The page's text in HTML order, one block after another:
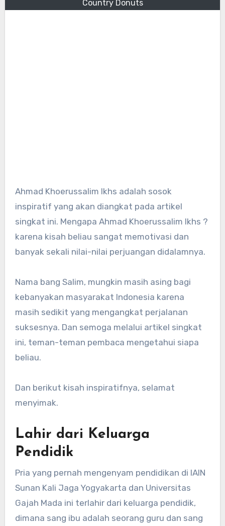
Country Donuts
Ahmad Khoerussalim Ikhs adalah sosok
inspiratif yang akan diangkat pada artikel
singkat ini. Mengapa Ahmad Khoerussalim Ikhs ?
karena kisah beliau sangat memotivasi dan
banyak sekali nilai-nilai perjuangan didalamnya.
Nama bang Salim, mungkin masih asing bagi
kebanyakan masyarakat Indonesia karena
masih sedikit yang mengangkat perjalanan
suksesnya. Dan semoga melalui artikel singkat
ini, teman-teman pembaca mengetahui siapa
beliau.
Dan berikut kisah inspiratifnya, selamat
menyimak.
Lahir dari Keluarga
Pendidik
Pria yang pernah mengenyam pendidikan di IAIN
Sunan Kali Jaga Yogyakarta dan Universitas
Gajah Mada ini terlahir dari keluarga pendidik,
dimana sang ibu adalah seorang guru dan sang